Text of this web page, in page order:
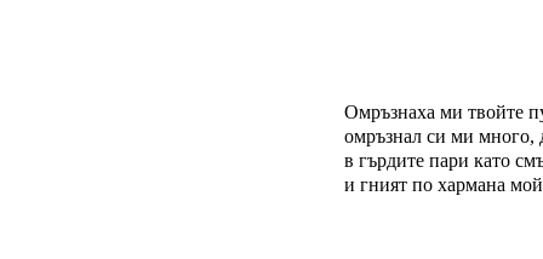
Омръзнаха ми твойте
омръзнал си ми много,
в гърдите пари като
и гният по хармана